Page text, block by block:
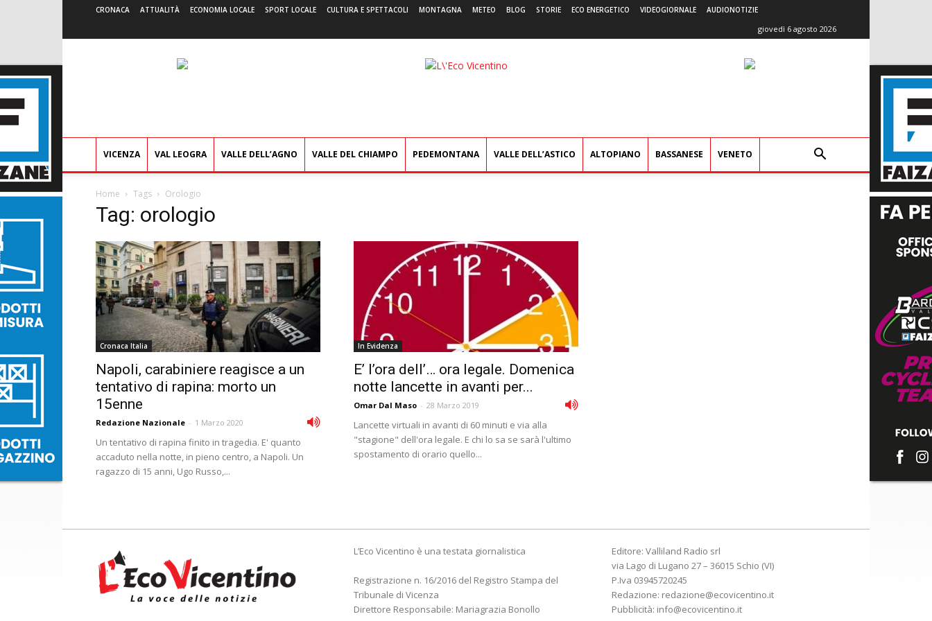
CRONACA ATTUALITÀ ECONOMIA LOCALE SPORT LOCALE CULTURA E SPETTACOLI MONTAGNA METEO BLOG STORIE ECO ENERGETICO VIDEOGIORNALE AUDIONOTIZIE
giovedì 6 agosto 2026
L'Eco
VICENZA VAL LEOGRA VALLE DELL’AGNO VALLE DEL CHIAMPO PEDEMONTANA VALLE DELL’ASTICO ALTOPIANO BASSANESE VENETO
Home Tags Orologio
Tag: orologio
Cronaca Italia
Napoli, carabiniere reagisce a un
tentativo di rapina: morto un
15enne
Redazione Nazionale - 1 Marzo 2020
Un tentativo di rapina finito in tragedia. E' quanto
accaduto nella notte, in pieno centro, a Napoli. Un
ragazzo di 15 anni, Ugo Russo,...
In Evidenza
E’ l’ora dell’… ora legale. Domenica
notte lancette in avanti per...
Omar Dal Maso - 28 Marzo 2019
Lancette virtuali in avanti di 60 minuti e via alla
"stagione" dell'ora legale. E chi lo sa se sarà l'ultimo
spostamento di orario quello...
L’Eco Vicentino è una testata giornalistica
Registrazione n. 16/2016 del Registro Stampa del
Tribunale di Vicenza
Direttore Responsabile: Mariagrazia Bonollo
Editore: Valliland Radio srl
via Lago di Lugano 27 – 36015 Schio (VI)
P.Iva 03945720245
Redazione: redazione@ecovicentino.it
Pubblicità: info@ecovicentino.it